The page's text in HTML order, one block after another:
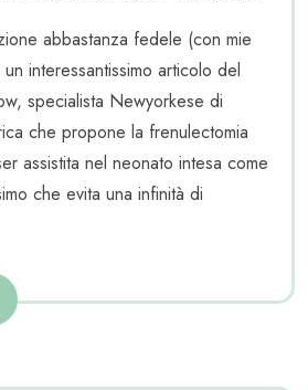
abbastanza fedele (con mie
interessantissimo articolo del
specialista Newyorkese di
che propone la frenulectomia
assistita nel neonato intesa come
che evita una infinità di